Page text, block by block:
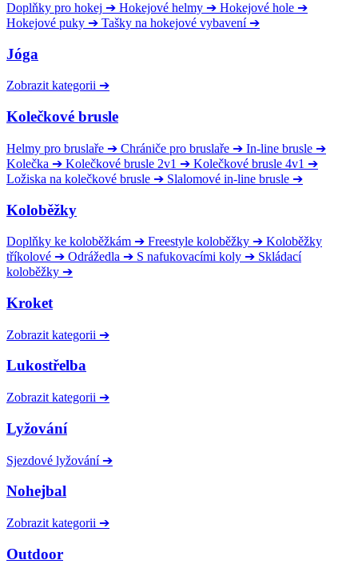
Doplňky pro hokej ➔ Hokejové helmy ➔ Hokejové hole ➔
Hokejové puky ➔ Tašky na hokejové vybavení ➔
Jóga
Zobrazit kategorii ➔
Kolečkové brusle
Helmy pro bruslaře ➔ Chrániče pro bruslaře ➔ In-line brusle ➔
Kolečka ➔ Kolečkové brusle 2v1 ➔ Kolečkové brusle 4v1 ➔
Ložiska na kolečkové brusle ➔ Slalomové in-line brusle ➔
Koloběžky
Doplňky ke koloběžkám ➔ Freestyle koloběžky ➔ Koloběžky
tříkolové ➔ Odrážedla ➔ S nafukovacími koly ➔ Skládací
koloběžky ➔
Kroket
Zobrazit kategorii ➔
Lukostřelba
Zobrazit kategorii ➔
Lyžování
Sjezdové lyžování ➔
Nohejbal
Zobrazit kategorii ➔
Outdoor